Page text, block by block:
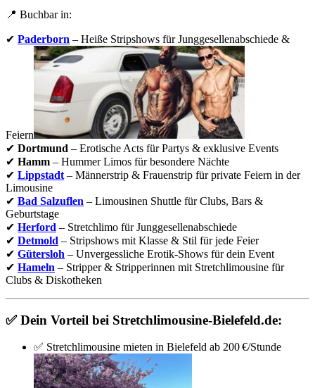
📍 Buchbar in:
✔ Paderborn – Heiße Stripshows für Junggesellenabschiede &
Feiern
✔ Dortmund – Erotische Acts für Partys & exklusive Events
✔ Hamm – Hummer Limos für besondere Nächte
✔ Lippstadt – Männerstrip & Frauenstrip für private Feiern in der
Limousine
✔ Bad Salzuflen – Limousinen Shuttle für Clubs, Bars &
Geburtstage
✔ Herford – Stretchlimo für Junggesellenabschiede
✔ Detmold – Stripshows mit Klasse & Stil für jede Feier
✔ Gütersloh – Unvergessliche Erotik-Shows für dein Event
✔ Hameln – Stripper & Stripperinnen mit Stretchlimousine für
Clubs & Diskotheken
✅ Dein Vorteil bei Stretchlimousine-Bielefeld.de:
✅ Stretchlimousine mieten in Bielefeld ab 200 €/Stunde